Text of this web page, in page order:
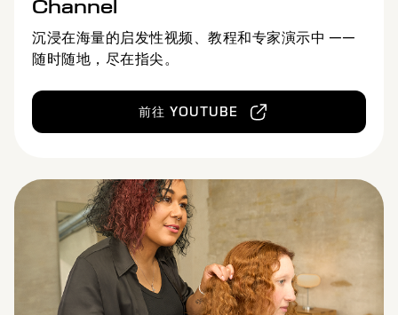
Channel
沉浸在海量的启发性视频、教程和专家演示中 ——
随时随地，尽在指尖。
前往 YOUTUBE